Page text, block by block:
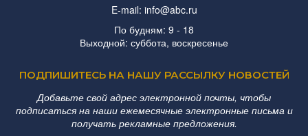
E-mail: info@abc.ru
По будням: 9 - 18
Выходной: суббота, воскресенье
ПОДПИШИТЕСЬ НА НАШУ РАССЫЛКУ НОВОСТЕЙ
Добавьте свой адрес электронной почты, чтобы
подписаться на наши ежемесячные электронные письма и
получать рекламные предложения.